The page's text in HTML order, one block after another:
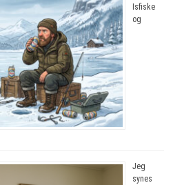
Isfiske
og
Jeg
synes